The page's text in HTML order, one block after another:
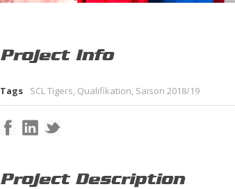
Project Info
Tags SCL Tigers, Qualifikation, Saison 2018/19
Project Description